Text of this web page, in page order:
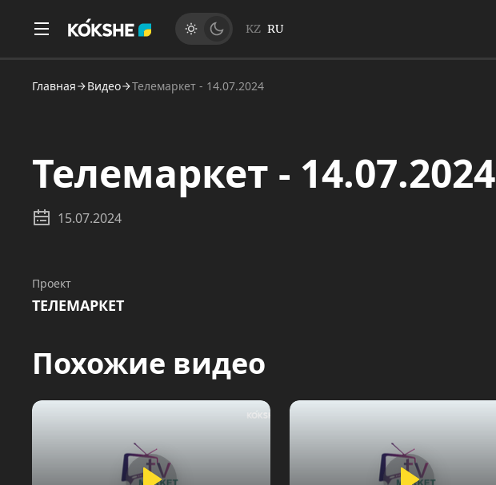
KZ RU
Главная Видео Телемаркет - 14.07.2024
Телемаркет - 14.07.2024
15.07.2024
Проект
ТЕЛЕМАРКЕТ
Похожие видео